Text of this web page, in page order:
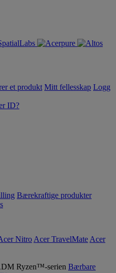
et produkt Mitt fellesskap Logg
ID?
Bærekraftige produkter
Nitro Acer TravelMate Acer
Bærbare